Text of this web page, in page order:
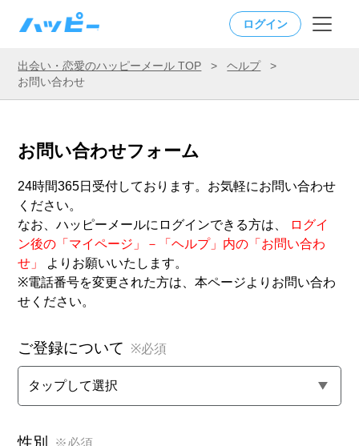
ログイン
出会い・恋愛のハッピーメール TOP > ヘルプ
>
お問い合わせ
お問い合わせフォーム
24時間365日受付しております。お気軽にお問い合わせ
ください。
なお、ハッピーメールにログインできる方は、
ログイ
ン後の「マイページ」－「ヘルプ」内の「お問い合わ
せ」 よりお願いいたします。
※電話番号を変更された方は、本ページよりお問い合わ
せください。
ご登録について ※必須
性別 ※必須